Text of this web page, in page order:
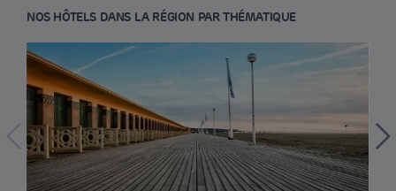
NOS HÔTELS DANS LA RÉGION PAR THÉMATIQUE